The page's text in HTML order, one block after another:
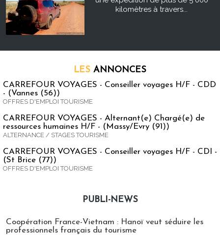
kilomètres à travers...
LES ANNONCES
CARREFOUR VOYAGES - Conseiller voyages H/F - CDD
- (Vannes (56))
OFFRES D'EMPLOI TOURISME
CARREFOUR VOYAGES - Alternant(e) Chargé(e) de
ressources humaines H/F - (Massy/Evry (91))
ALTERNANCE / STAGES TOURISME
CARREFOUR VOYAGES - Conseiller voyages H/F - CDI -
(St Brice (77))
OFFRES D'EMPLOI TOURISME
PUBLI-NEWS
Coopération France-Vietnam : Hanoï veut séduire les
professionnels français du tourisme